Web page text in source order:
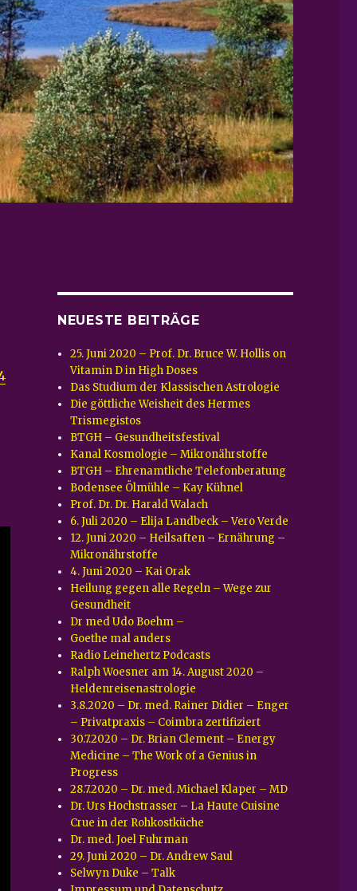
NEUESTE BEITRÄGE
25. Juni 2020 – Prof. Dr. Bruce W. Hollis on
Vitamin D in High Doses
Das Studium der Klassischen Astrologie
Die göttliche Weisheit des Hermes
Trismegistos
BTGH – Gesundheitsfestival
Kanal Kosmologie – Mikronährstoffe
BTGH – Ehrenamtliche Telefonberatung
Bodensee Ölmühle – Kay Kühnel
Prof. Dr. Dr. Harald Walach
6. Juli 2020 – Elija Landbeck – Vero Verde
12. Juni 2020 – Heilsaften – Ernährung –
Mikronährstoffe
4. Juni 2020 – Kai Orak
Heilung gegen alle Regeln – Wege zur
Gesundheit
Dr med Udo Boehm –
Goethe mal anders
Radio Leinehertz Podcasts
Ralph Woesner am 14. August 2020 –
Heldenreisenastrologie
3.8.2020 – Dr. med. Rainer Didier – Enger
– Privatpraxis – Coimbra zertifiziert
30.7.2020 – Dr. Brian Clement – Energy
Medicine – The Work of a Genius in
Progress
28.7.2020 – Dr. med. Michael Klaper – MD
Dr. Urs Hochstrasser – La Haute Cuisine
Crue in der Rohkostküche
Dr. med. Joel Fuhrman
29. Juni 2020 – Dr. Andrew Saul
Selwyn Duke – Talk